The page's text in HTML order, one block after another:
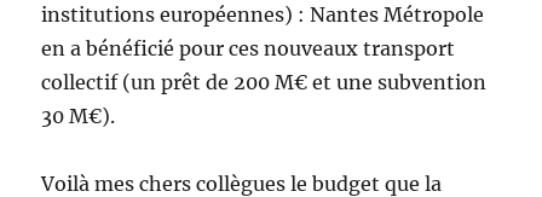
institutions européennes) : Nantes Métropole
en a bénéficié pour ces nouveaux transport
collectif (un prêt de 200 M€ et une subvention
30 M€).
Voilà mes chers collègues le budget que la